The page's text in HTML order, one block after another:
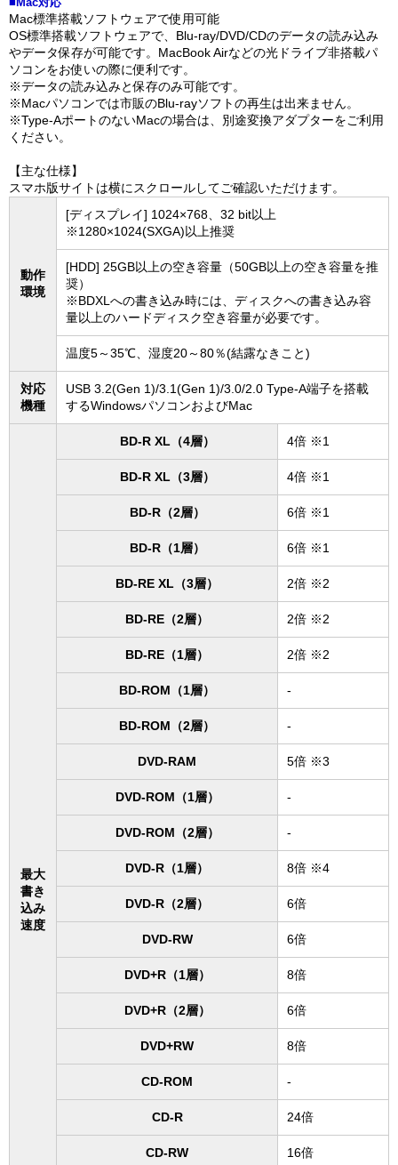
Mac標準搭載ソフトウェアで使用可能
OS標準搭載ソフトウェアで、Blu-ray/DVD/CDのデータの読み込み
やデータ保存が可能です。MacBook Airなどの光ドライブ非搭載パ
ソコンをお使いの際に便利です。
※データの読み込みと保存のみ可能です。
※Macパソコンでは市販のBlu-rayソフトの再生は出来ません。
※Type-AポートのないMacの場合は、別途変換アダプターをご利用
ください。
【主な仕様】
スマホ版サイトは横にスクロールしてご確認いただけます。
動作
環境
[ディスプレイ] 1024×768、32 bit以上
※1280×1024(SXGA)以上推奨
[HDD] 25GB以上の空き容量（50GB以上の空き容量を推
奨）
※BDXLへの書き込み時には、ディスクへの書き込み容
量以上のハードディスク空き容量が必要です。
温度5～35℃、湿度20～80％(結露なきこと)
対応
機種
USB 3.2(Gen 1)/3.1(Gen 1)/3.0/2.0 Type-A端子を搭載
するWindowsパソコンおよびMac
最大
書き
込み
速度
BD-R XL（4層） 4倍 ※1
BD-R XL（3層） 4倍 ※1
BD-R（2層） 6倍 ※1
BD-R（1層） 6倍 ※1
BD-RE XL（3層） 2倍 ※2
BD-RE（2層） 2倍 ※2
BD-RE（1層） 2倍 ※2
BD-ROM（1層） -
BD-ROM（2層） -
DVD-RAM 5倍 ※3
DVD-ROM（1層） -
DVD-ROM（2層） -
DVD-R（1層） 8倍 ※4
DVD-R（2層） 6倍
DVD-RW 6倍
DVD+R（1層） 8倍
DVD+R（2層） 6倍
DVD+RW 8倍
CD-ROM -
CD-R 24倍
CD-RW 16倍